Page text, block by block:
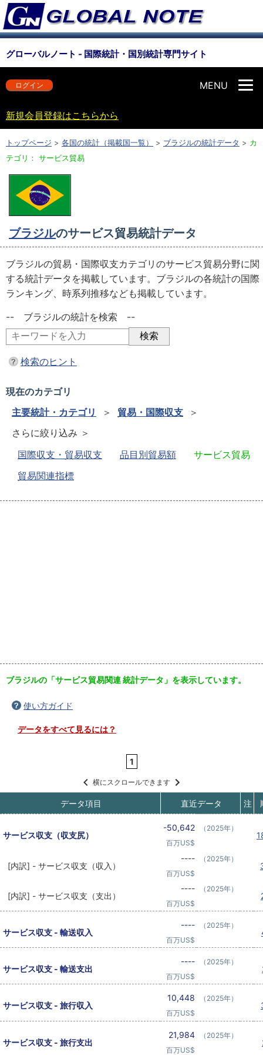
グローバルノート - 国際統計・国別統計専門サイト
MENU
ログイン
新規会員登録はこちらから
トップページ > 各国の統計（掲載国一覧） > ブラジルの統計データ > カ
テゴリ： サービス貿易
ブラジルのサービス貿易統計データ
ブラジルの貿易・国際収支カテゴリのサービス貿易分野に関
する統計データを掲載しています。ブラジルの各統計の国際
ランキング、時系列推移なども掲載しています。
-- ブラジルの統計を検索 --
検索のヒント
現在のカテゴリ
主要統計・カテゴリ
＞ 貿易・国際収支 ＞
さらに絞り込み ＞
国際収支・貿易収支
品目別貿易額
サービス貿易
貿易関連指標
ブラジルの「サービス貿易関連 統計データ」を表示しています。
使い方ガイド
データをすべて見るには？
1
横にスクロールできます
データ項目 直近データ 注
サービス収支（収支尻）
-50,642
百万US$
（2025年）
[内訳] - サービス収支（収入）
----
百万US$
（2025年）
[内訳] - サービス収支（支出）
----
百万US$
（2025年）
サービス収支 - 輸送収入
----
百万US$
（2025年）
サービス収支 - 輸送支出
----
百万US$
（2025年）
サービス収支 - 旅行収入
10,448
百万US$
（2025年）
サービス収支 - 旅行支出
21,984
百万US$
（2025年）